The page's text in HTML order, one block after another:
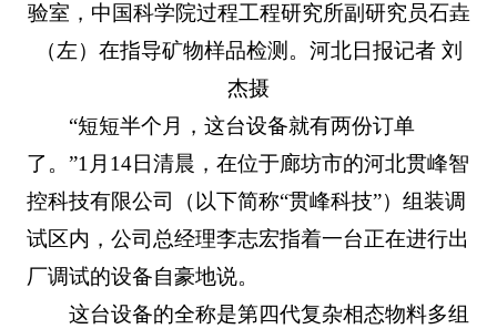
验室，中国科学院过程工程研究所副研究员石垚
（左）在指导矿物样品检测。河北日报记者 刘
杰摄
“短短半个月，这台设备就有两份订单
了。”1月14日清晨，在位于廊坊市的河北贯峰智
控科技有限公司（以下简称“贯峰科技”）组装调
试区内，公司总经理李志宏指着一台正在进行出
厂调试的设备自豪地说。
这台设备的全称是第四代复杂相态物料多组